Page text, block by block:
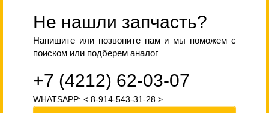
Не нашли запчасть?
Напишите или позвоните нам и мы поможем с
поиском или подберем аналог
+7 (4212) 62-03-07
WHATSAPP: < 8-914-543-31-28 >